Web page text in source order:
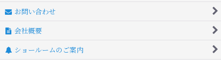
お問い合わせ
会社概要
ショールームのご案内